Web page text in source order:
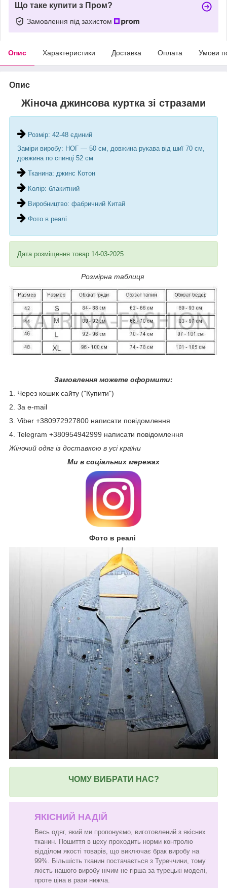
Що таке купити з Пром?
Замовлення під захистом
Опис Характеристики Доставка Оплата Умови
Опис
Жіноча джинсова куртка зі стразами
Розмір: 42-48 єдиний
Заміри виробу: НОГ — 50 см, довжина рукава від шиї 70 см,
довжина по спинці 52 см
Тканина: джинс Котон
Колір: блакитний
Виробництво: фабричний Китай
Фото в реалі
Дата розміщення товар 14-03-2025
Розмірна таблиця
Замовлення можете оформити:
1. Через кошик сайту ("Купити")
2. За e-mail
3. Viber +380972927800 написати повідомлення
4. Telegram +380954942999 написати повідомлення
Жіночий одяг із доставкою в усі країни
Ми в соціальних мережах
Фото в реалі
ЧОМУ ВИБРАТИ НАС?
ЯКІСНИЙ НАДІЙ
Весь одяг, який ми пропонуємо, виготовлений з якісних
тканин. Пошиття в цеху проходить норми контролю
відділом якості товарів, що виключає брак виробу на
99%. Більшість тканин постачається з Туреччини, тому
якість нашого виробу нічим не гірша за турецькі моделі,
проте ціна в рази нижча.